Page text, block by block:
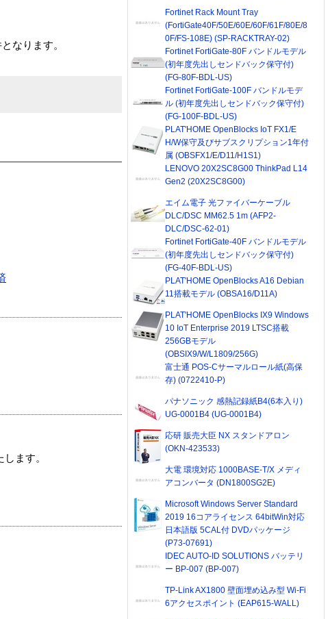
なります。
ます。
Fortinet Rack Mount Tray
(FortiGate40F/50E/60E/60F/61F/80E/8
0F/FS-108E) (SP-RACKTRAY-02)
Fortinet FortiGate-80F バンドルモデル
(初年度先出しセンドバック保守付)
(FG-80F-BDL-US)
Fortinet FortiGate-100F バンドルモデ
ル (初年度先出しセンドバック保守付)
(FG-100F-BDL-US)
PLAT'HOME OpenBlocks IoT FX1/E
H/W保守及びサブスクリプション1年付
属 (OBSFX1/E/D11/H1S1)
LENOVO 20X2SC8G00 ThinkPad L14
Gen2 (20X2SC8G00)
エイム電子 光ファイバーケーブル
DLC/DSC MM62.5 1m (AFP2-
DLC/DSC-62-01)
Fortinet FortiGate-40F バンドルモデル
(初年度先出しセンドバック保守付)
(FG-40F-BDL-US)
PLAT'HOME OpenBlocks A16 Debian
11搭載モデル (OBSA16/D11A)
PLAT'HOME OpenBlocks IX9 Windows
10 IoT Enterprise 2019 LTSC搭載
256GBモデル
(OBSIX9/W/L1809/256G)
富士通 POS-Cサーマルロール紙(高保
存) (0722410-P)
パナソニック 感熱記録紙B4(6本入り)
UG-0001B4 (UG-0001B4)
応研 販売大臣 NX スタンドアロン
(OKN-423533)
大電 環境対応 1000BASE-T/X メディ
アコンバータ (DN1800SG2E)
Microsoft Windows Server Standard
2019 16コアライセンス 64bitWin対応
日本語版 5CAL付 DVDパッケージ
(P73-07691)
IDEC AUTO-ID SOLUTIONS バッテリ
ー BP-007 (BP-007)
TP-Link AX1800 壁面埋め込み型 Wi-Fi
6アクセスポイント (EAP615-WALL)